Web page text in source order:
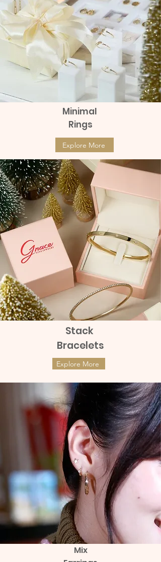
Minimal
Rings
Explore More
Stack
Bracelets
Explore More
Mix